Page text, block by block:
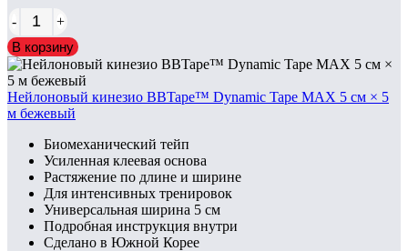
-
+
В корзину
Нейлоновый кинезио BBTape™ Dynamic Tape MAX 5 см × 5
м бежевый
Биомеханический тейп
Усиленная клеевая основа
Растяжение по длине и ширине
Для интенсивных тренировок
Универсальная ширина 5 см
Подробная инструкция внутри
Сделано в Южной Корее